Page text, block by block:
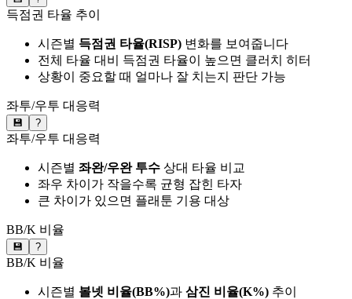
득점권 타율 추이
시즌별 득점권 타율(RISP) 변화를 보여줍니다
전체 타율 대비 득점권 타율이 높으면 클러치 히터
상황이 중요할 때 얼마나 잘 치는지 판단 가능
좌투/우투 대응력
💾 ?
좌투/우투 대응력
시즌별 좌완/우완 투수 상대 타율 비교
좌우 차이가 작을수록 균형 잡힌 타자
큰 차이가 있으면 플래툰 기용 대상
BB/K 비율
💾 ?
BB/K 비율
시즌별 볼넷 비율(BB%)과 삼진 비율(K%) 추이